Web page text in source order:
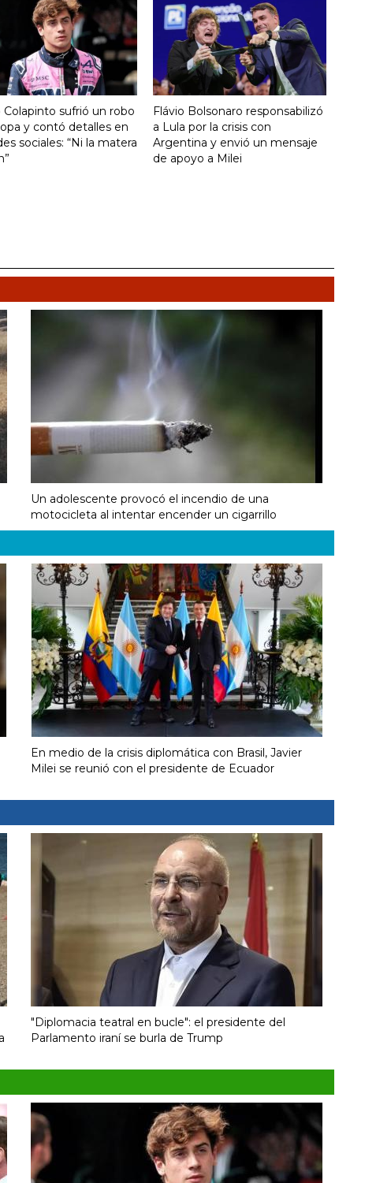
Colapinto sufrió un robo
y contó detalles en
sociales: “Ni la matera
Flávio Bolsonaro responsabilizó
a Lula por la crisis con
Argentina y envió un mensaje
de apoyo a Milei
Un adolescente provocó el incendio de una
motocicleta al intentar encender un cigarrillo
En medio de la crisis diplomática con Brasil, Javier
Milei se reunió con el presidente de Ecuador
"Diplomacia teatral en bucle": el presidente del
Parlamento iraní se burla de Trump